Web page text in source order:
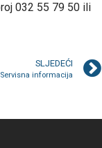
032 55 79 50 ili
SLJEDEĆI
Servisna informacija